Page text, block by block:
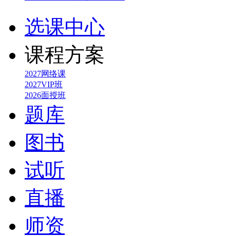
选课中心
课程方案
2027网络课
2027VIP班
2026面授班
题库
图书
试听
直播
师资